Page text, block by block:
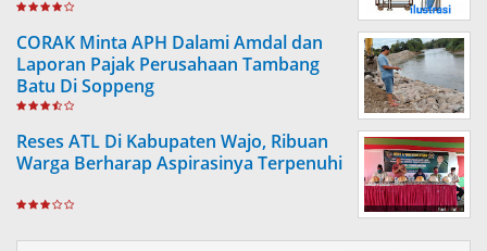
CORAK Minta APH Dalami Amdal dan
Laporan Pajak Perusahaan Tambang
Batu Di Soppeng
Reses ATL Di Kabupaten Wajo, Ribuan
Warga Berharap Aspirasinya Terpenuhi